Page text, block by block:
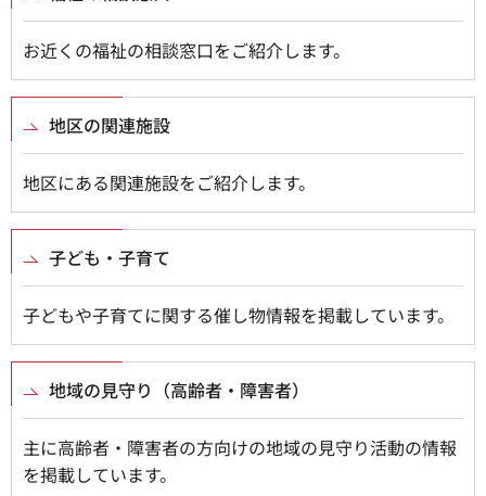
お近くの福祉の相談窓口をご紹介します。
地区の関連施設
地区にある関連施設をご紹介します。
子ども・子育て
子どもや子育てに関する催し物情報を掲載しています。
地域の見守り（高齢者・障害者）
主に高齢者・障害者の方向けの地域の見守り活動の情報
を掲載しています。